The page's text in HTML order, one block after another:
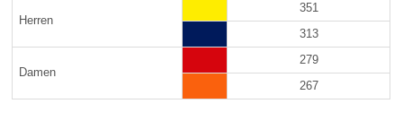
Herren
351
313
Damen
279
267